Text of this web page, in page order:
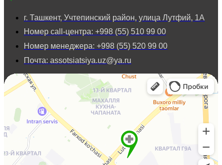
г. Ташкент, Учтепинский район, улица Лутфий, 1А
Номер call-центра: +998 (55) 510 99 00
Номер менеджера: +998 (55) 520 99 00
Почта: assotsiatsiya.uz@ya.ru